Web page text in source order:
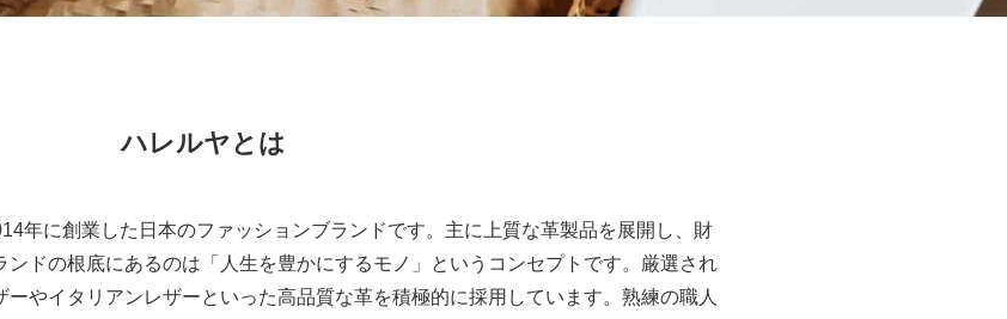
ハレルヤとは
年に創業した日本のファッションブランドです。主に上質な革製品を展開し、財
ドの根底にあるのは「人生を豊かにするモノ」というコンセプトです。厳選され
やイタリアンレザーといった高品質な革を積極的に採用しています。熟練の職人